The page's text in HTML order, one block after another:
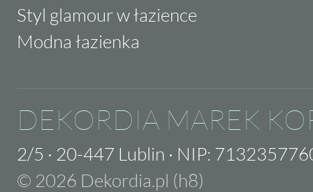
Styl glamour w łazience
Modna łazienka
DEKORDIA MAREK
2/5 · 20-447 Lublin · NIP:
© 2026 Dekordia.pl (h8)